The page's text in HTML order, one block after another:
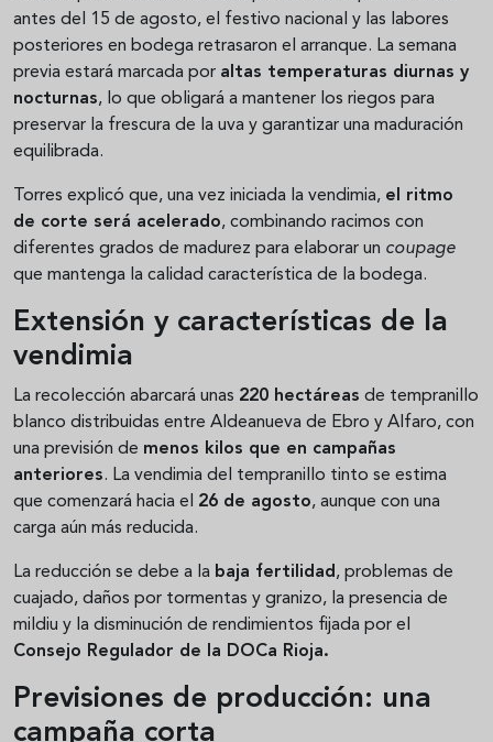
antes del 15 de agosto, el festivo nacional y las labores
posteriores en bodega retrasaron el arranque. La semana
previa estará marcada por altas temperaturas diurnas y
nocturnas, lo que obligará a mantener los riegos para
preservar la frescura de la uva y garantizar una maduración
equilibrada.
Torres explicó que, una vez iniciada la vendimia, el ritmo
de corte será acelerado, combinando racimos con
diferentes grados de madurez para elaborar un coupage
que mantenga la calidad característica de la bodega.
Extensión y características de la
vendimia
La recolección abarcará unas 220 hectáreas de tempranillo
blanco distribuidas entre Aldeanueva de Ebro y Alfaro, con
una previsión de menos kilos que en campañas
anteriores. La vendimia del tempranillo tinto se estima
que comenzará hacia el 26 de agosto, aunque con una
carga aún más reducida.
La reducción se debe a la baja fertilidad, problemas de
cuajado, daños por tormentas y granizo, la presencia de
mildiu y la disminución de rendimientos fijada por el
Consejo Regulador de la DOCa Rioja.
Previsiones de producción: una
campaña corta